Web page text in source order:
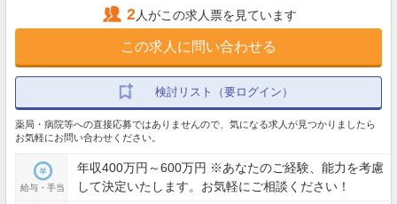
2人がこの求人票を見ています
この求人に問い合わせる
検討リスト（要ログイン）
薬局・病院等への直接応募ではありませんので、気になる求人が見つかりましたら
お気軽にお問い合わせください。
給与・手当
年収400万円～600万円 ※あなたのご経験、能力を考慮
して決定いたします。お気軽にご相談ください！